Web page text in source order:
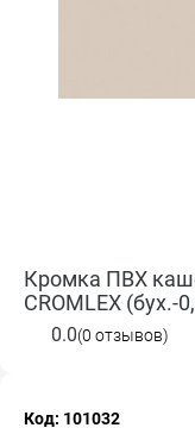
Кромка ПВХ
CROMLEX (бух.-
0.0(0 отзывов)
Код: 101032